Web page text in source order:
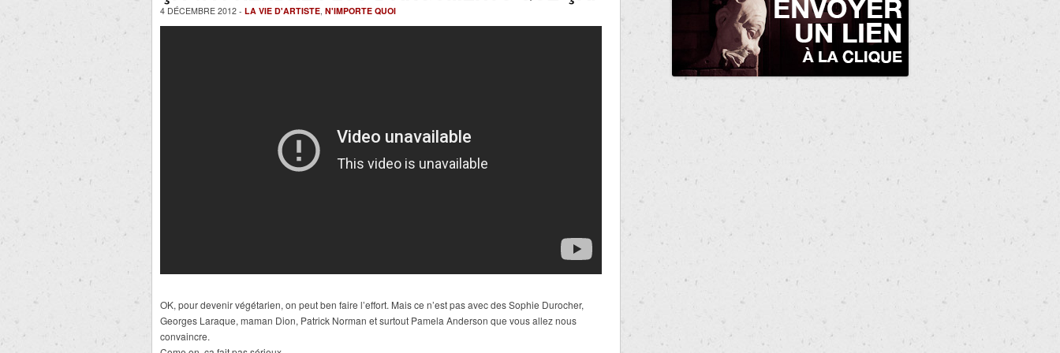
4 DÉCEMBRE 2012 - LA VIE D'ARTISTE, N'IMPORTE QUOI
OK, pour devenir végétarien, on peut ben faire l’effort. Mais ce n’est pas avec des Sophie Durocher,
Georges Laraque, maman Dion, Patrick Norman et surtout Pamela Anderson que vous allez nous
convaincre.